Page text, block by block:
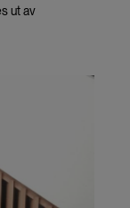
ut av